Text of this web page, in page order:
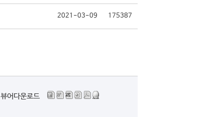
2021-03-09 175387
뷰어다운로드